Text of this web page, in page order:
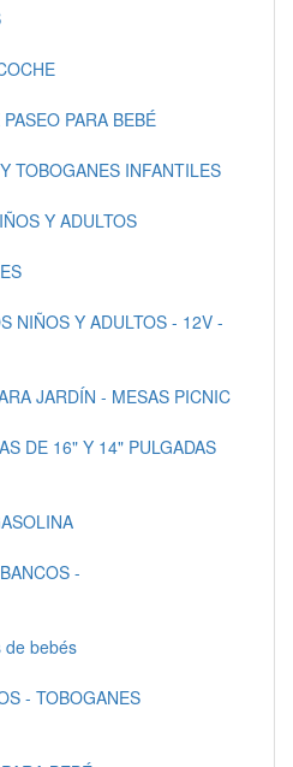
PARA BEBÉ
TOBOGANES INFANTILES
Y ADULTOS
NIÑOS Y ADULTOS - 12V -
JARDÍN - MESAS PICNIC
DE 16" Y 14" PULGADAS
-
de bebés
- TOBOGANES